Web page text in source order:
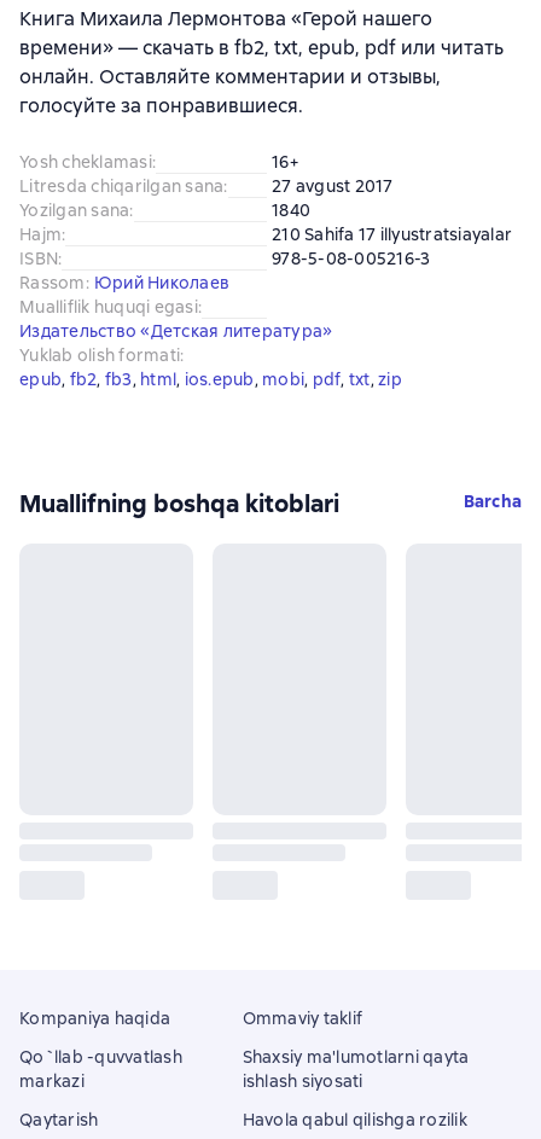
Книга Михаила Лермонтова «Герой нашего
времени» — скачать в fb2, txt, epub, pdf или читать
онлайн. Оставляйте комментарии и отзывы,
голосуйте за понравившиеся.
Yosh cheklamasi:
16+
Litresda chiqarilgan sana:
27 avgust 2017
Yozilgan sana:
1840
Hajm:
210 Sahifa 17 illyustratsiayalar
ISBN:
978-5-08-005216-3
Rassom: Юрий Николаев
Mualliflik huquqi egasi:
Издательство «Детская литература»
Yuklab olish formati:
epub, fb2, fb3, html, ios.epub, mobi, pdf, txt, zip
Muallifning boshqa kitoblari Barcha
Kompaniya haqida
Qo`llab -quvvatlash
markazi
Qaytarish
Ommaviy taklif
Shaxsiy ma'lumotlarni qayta
ishlash siyosati
Havola qabul qilishga rozilik